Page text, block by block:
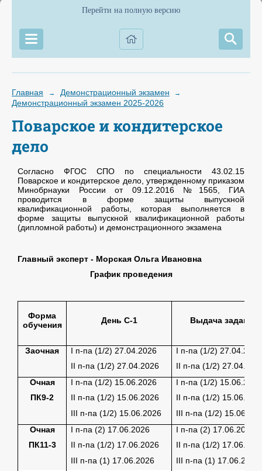
Перейти на полную версию
Главная → Демонстрационный экзамен →
Демонстрационный экзамен 2025-2026
Поварское и кондитерское
дело
Согласно ФГОС СПО по специальности 43.02.15
Поварское и кондитерское дело, утвержденному приказом
Минобрнауки России от 09.12.2016 №1565, ГИА
проводится в форме защиты выпускной
квалификационной работы, которая выполняется в
форме защиты выпускной квалификационной работы
(дипломной работы) и демонстрационного экзамена
Главный эксперт - Морская Ольга Ивановна
График проведения
Форма
обучения
День С-1 Выдача задания
Заочная
I п-па (1/2) 27.04.2026
II п-па (1/2) 27.04.2026
I п-па (1/2) 27.04.2026
II п-па (1/2)
Очная
ПК9-2
I п-па (1/2) 15.06.2026
II п-па (1/2) 15.06.2026
III п-па (1/2) 15.06.2026
I п-па (1/2) 15.06.2026
II п-па (1/2)
III п-па (1/2)
Очная
ПК11-3
I п-па (2) 17.06.2026
II п-па (1/2) 17.06.2026
III п-па (1) 17.06.2026
I п-па (2) 17.06.2026
II п-па (1/2)
III п-па (1) 17.06.2026